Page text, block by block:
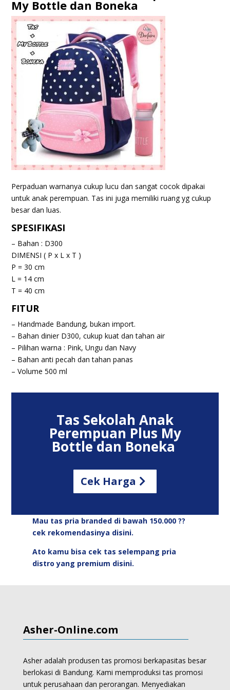
My Bottle dan Boneka
Perpaduan warnanya cukup lucu dan sangat cocok dipakai
untuk anak perempuan. Tas ini juga memiliki ruang yg cukup
besar dan luas.
SPESIFIKASI
– Bahan : D300
DIMENSI ( P x L x T )
P = 30 cm
L = 14 cm
T = 40 cm
FITUR
– Handmade Bandung, bukan import.
– Bahan dinier D300, cukup kuat dan tahan air
– Pilihan warna : Pink, Ungu dan Navy
– Bahan anti pecah dan tahan panas
–Volume 500 ml
Tas Sekolah Anak
Perempuan Plus My
Bottle dan Boneka
Cek Harga
Mau tas pria branded di bawah 150.000 ??
cek rekomendasinya disini.
Ato kamu bisa cek tas selempang pria
distro yang premium disini.
Asher-Online.com
Asher adalah produsen tas promosi berkapasitas besar
berlokasi di Bandung. Kami memproduksitas promosi
untuk perusahaan dan perorangan. Menyediakan